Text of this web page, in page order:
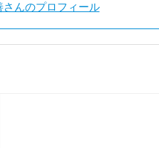
さんのプロフィール